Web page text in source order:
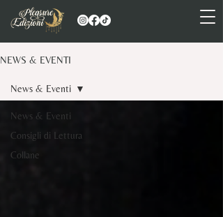
NEWS & EVENTI
News & Eventi
Consigli di Lettura
Collane
News & Eventi